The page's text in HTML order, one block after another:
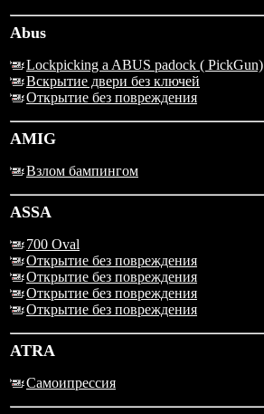
Abus
Lockpicking a ABUS padock ( PickGun)
Вскрытие двери без ключей
Открытие без повреждения
AMIG
Взлом бампингом
ASSA
700 Oval
Открытие без повреждения
Открытие без повреждения
Открытие без повреждения
Открытие без повреждения
ATRA
Самоипрессия